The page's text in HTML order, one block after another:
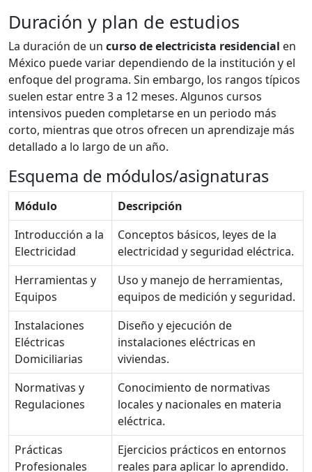
Duración y plan de estudios
La duración de un curso de electricista residencial en
México puede variar dependiendo de la institución y el
enfoque del programa. Sin embargo, los rangos típicos
suelen estar entre 3 a 12 meses. Algunos cursos
intensivos pueden completarse en un periodo más
corto, mientras que otros ofrecen un aprendizaje más
detallado a lo largo de un año.
Esquema de módulos/asignaturas
Módulo
Descripción
Introducción a la
Electricidad
Conceptos básicos, leyes de la
electricidad y seguridad eléctrica.
Herramientas y
Equipos
Uso y manejo de herramientas,
equipos de medición y seguridad.
Instalaciones
Eléctricas
Domiciliarias
Diseño y ejecución de
instalaciones eléctricas en
viviendas.
Normativas y
Regulaciones
Conocimiento de normativas
locales y nacionales en materia
eléctrica.
Prácticas
Profesionales
Ejercicios prácticos en entornos
reales para aplicar lo aprendido.